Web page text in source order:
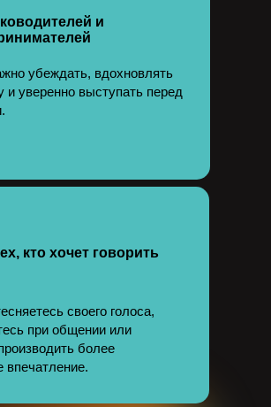
кто хочет говорить
своего голоса,
при общении или
более
впечатление.
и
убеждать, вдохновлять
и уверенно выступать перед